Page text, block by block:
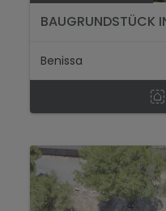
BAUGRUNDSTÜCK
Benissa